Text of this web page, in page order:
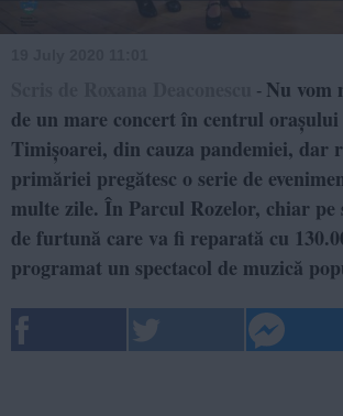
- Nu vom
de un mare concert în centrul
Timișoarei, din cauza pandemiei, dar
primăriei pregătesc o serie de
multe zile. În Parcul Rozelor, chiar pe
de furtună care va fi reparată cu
programat un spectacol de muzică